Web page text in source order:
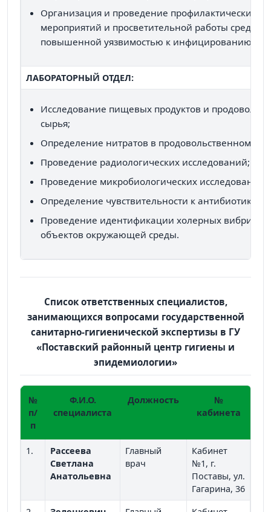
Организация и проведение профилактических
мероприятий и просветительной работы среди
повышенной уязвимостью к инфицированию
ЛАБОРАТОРНЫЙ ОТДЕЛ:
Исследование пищевых продуктов и
сырья;
Определение нитратов в продовольственном
Проведение радиологических исследований;
Проведение микробиологических исследований;
Определение чувствительности к антибиотикам;
Проведение идентификации холерных
объектов окружающей среды.
Список ответственных специалистов,
занимающихся вопросами государственной
санитарно-гигиенической экспертизы в ГУ
«Поставский районный центр гигиены и
эпидемиологии»
№
п/
п
Ф.И.О.
специалиста
Должность
№
кабинета
1.
Рассеева
Светлана
Анатольевна
Главный
врач
Кабинет
№1, г.
Поставы, ул.
Гагарина, 36